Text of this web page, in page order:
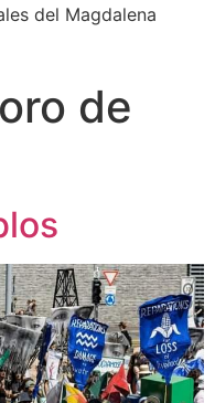
del Magdalena
de